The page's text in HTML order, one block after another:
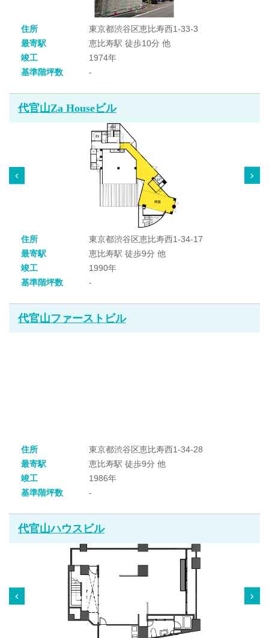
住所
東京都渋谷区恵比寿西1-33-3
最寄駅
恵比寿駅 徒歩10分 他
竣工
1974年
基準階坪数
-
代官山Za Houseビル
住所
東京都渋谷区恵比寿西1-34-17
最寄駅
恵比寿駅 徒歩9分 他
竣工
1990年
基準階坪数
-
代官山ファーストビル
住所
東京都渋谷区恵比寿西1-34-28
最寄駅
恵比寿駅 徒歩9分 他
竣工
1986年
基準階坪数
-
代官山ハウスビル